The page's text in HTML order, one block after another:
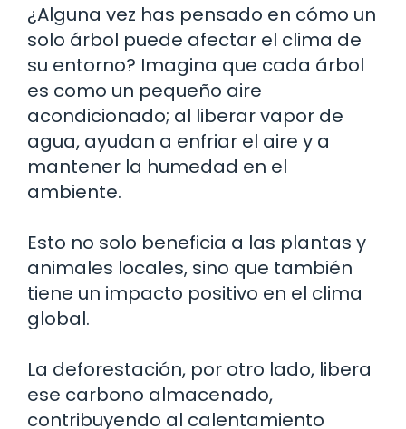
¿Alguna vez has pensado en cómo un
solo árbol puede afectar el clima de
su entorno? Imagina que cada árbol
es como un pequeño aire
acondicionado; al liberar vapor de
agua, ayudan a enfriar el aire y a
mantener la humedad en el
ambiente.
Esto no solo beneficia a las plantas y
animales locales, sino que también
tiene un impacto positivo en el clima
global.
La deforestación, por otro lado, libera
ese carbono almacenado,
contribuyendo al calentamiento